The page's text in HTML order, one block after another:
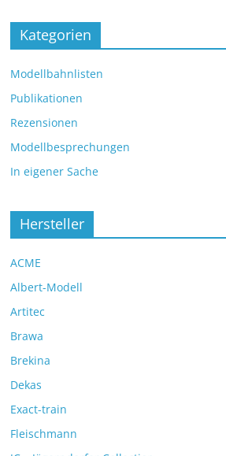
Kategorien
Modellbahnlisten
Publikationen
Rezensionen
Modellbesprechungen
In eigener Sache
Hersteller
ACME
Albert-Modell
Artitec
Brawa
Brekina
Dekas
Exact-train
Fleischmann